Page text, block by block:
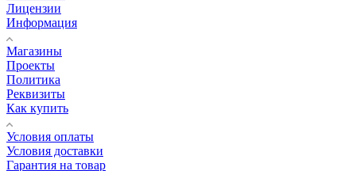
Лицензии
Информация
Магазины
Проекты
Политика
Реквизиты
Как купить
Условия оплаты
Условия доставки
Гарантия на товар